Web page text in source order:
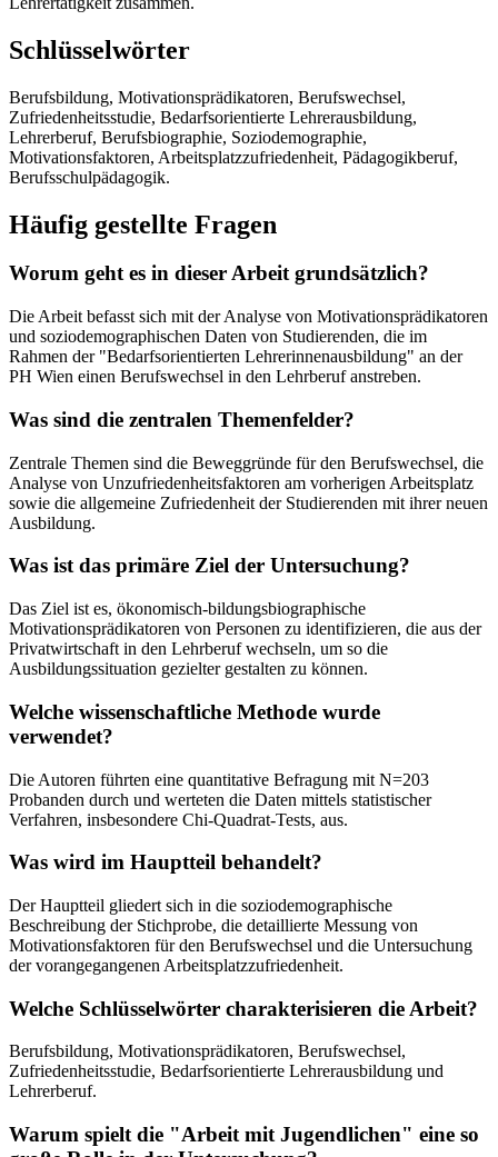
Schlüsselwörter
Berufsbildung, Motivationsprädikatoren, Berufswechsel,
Zufriedenheitsstudie, Bedarfsorientierte Lehrerausbildung,
Lehrerberuf, Berufsbiographie, Soziodemographie,
Motivationsfaktoren, Arbeitsplatzzufriedenheit, Pädagogikberuf,
Berufsschulpädagogik.
Häufig gestellte Fragen
Worum geht es in dieser Arbeit grundsätzlich?
Die Arbeit befasst sich mit der Analyse von Motivationsprädikatoren
und soziodemographischen Daten von Studierenden, die im
Rahmen der "Bedarfsorientierten Lehrerinnenausbildung" an der
PH Wien einen Berufswechsel in den Lehrberuf anstreben.
Was sind die zentralen Themenfelder?
Zentrale Themen sind die Beweggründe für den Berufswechsel, die
Analyse von Unzufriedenheitsfaktoren am vorherigen Arbeitsplatz
sowie die allgemeine Zufriedenheit der Studierenden mit ihrer neuen
Ausbildung.
Was ist das primäre Ziel der Untersuchung?
Das Ziel ist es, ökonomisch-bildungsbiographische
Motivationsprädikatoren von Personen zu identifizieren, die aus der
Privatwirtschaft in den Lehrberuf wechseln, um so die
Ausbildungssituation gezielter gestalten zu können.
Welche wissenschaftliche Methode wurde
verwendet?
Die Autoren führten eine quantitative Befragung mit N=203
Probanden durch und werteten die Daten mittels statistischer
Verfahren, insbesondere Chi-Quadrat-Tests, aus.
Was wird im Hauptteil behandelt?
Der Hauptteil gliedert sich in die soziodemographische
Beschreibung der Stichprobe, die detaillierte Messung von
Motivationsfaktoren für den Berufswechsel und die Untersuchung
der vorangegangenen Arbeitsplatzzufriedenheit.
Welche Schlüsselwörter charakterisieren die Arbeit?
Berufsbildung, Motivationsprädikatoren, Berufswechsel,
Zufriedenheitsstudie, Bedarfsorientierte Lehrerausbildung und
Lehrerberuf.
Warum spielt die "Arbeit mit Jugendlichen" eine so